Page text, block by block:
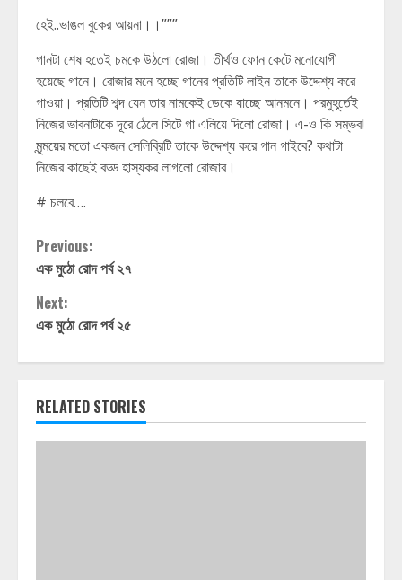
হেই..ভাঙল বুকের আয়না।।”””
গানটা শেষ হতেই চমকে উঠলো রোজা। তীর্থও ফোন কেটে মনোযোগী
হয়েছে গানে। রোজার মনে হচ্ছে গানের প্রতিটি লাইন তাকে উদ্দেশ্য করে
গাওয়া। প্রতিটি শব্দ যেন তার নামকেই ডেকে যাচ্ছে আনমনে। পরমুহূর্তেই
নিজের ভাবনাটাকে দূরে ঠেলে সিটে গা এলিয়ে দিলো রোজা। এ-ও কি সম্ভব!
মৃন্ময়ের মতো একজন সেলিব্রিটি তাকে উদ্দেশ্য করে গান গাইবে? কথাটা
নিজের কাছেই বড্ড হাস্যকর লাগলো রোজার।
# চলবে….
Continue
Reading
Previous:
এক মুঠো রোদ পর্ব ২৭
Next:
এক মুঠো রোদ পর্ব ২৫
RELATED STORIES